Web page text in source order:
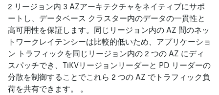
2 リージョン内 3 AZアーキテクチャをネイティブにサポ
ートし、データベース クラスター内のデータの一貫性と
高可用性を保証します。同じリージョン内の AZ 間のネッ
トワークレイテンシーは比較的低いため、アプリケーショ
ン トラフィックを同じリージョン内の 2 つの AZ にディ
スパッチでき、TiKVリージョンリーダーと PD リーダーの
分散を制御することでこれら 2 つの AZ でトラフィック負
荷を共有できます。 。